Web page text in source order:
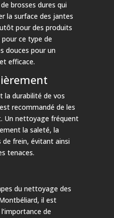
brosses dures qui
la surface des jantes
pour des produits
ce type de
douces pour un
efficace.
la durabilité de vos
recommandé de les
Un nettoyage fréquent
la saleté, la
de frein, évitant ainsi
tenaces.
du nettoyage des
il est
de